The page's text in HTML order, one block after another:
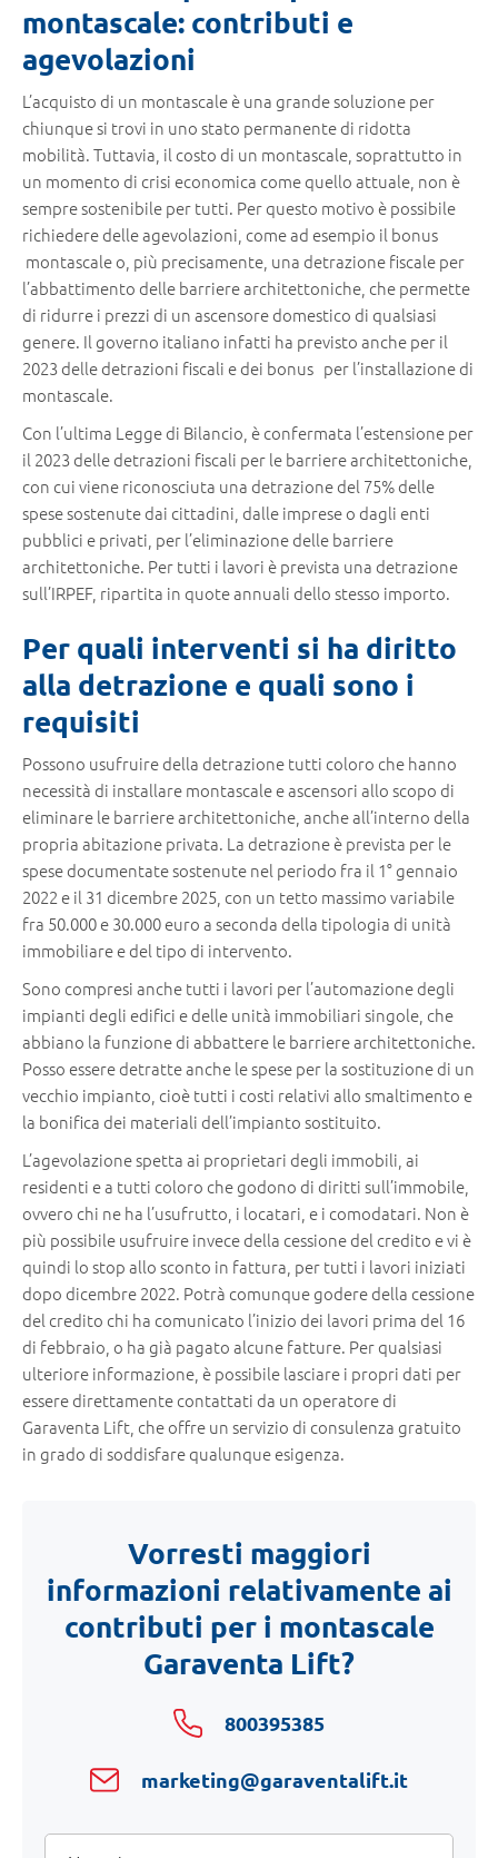
montascale: contributi e
agevolazioni
L’acquisto di un montascale è una grande soluzione per
chiunque si trovi in uno stato permanente di ridotta
mobilità. Tuttavia, il costo di un montascale, soprattutto in
un momento di crisi economica come quello attuale, non è
sempre sostenibile per tutti. Per questo motivo è possibile
richiedere delle agevolazioni, come ad esempio il bonus
montascale o, più precisamente, una detrazione fiscale per
l’abbattimento delle barriere architettoniche, che permette
di ridurre i prezzi di un ascensore domestico di qualsiasi
genere. Il governo italiano infatti ha previsto anche per il
2023 delle detrazioni fiscali e dei bonus per l’installazione di
montascale.
Con l’ultima Legge di Bilancio, è confermata l’estensione per
il 2023 delle detrazioni fiscali per le barriere architettoniche,
con cui viene riconosciuta una detrazione del 75% delle
spese sostenute dai cittadini, dalle imprese o dagli enti
pubblici e privati, per l’eliminazione delle barriere
architettoniche. Per tutti i lavori è prevista una detrazione
sull’IRPEF, ripartita in quote annuali dello stesso importo.
Per quali interventi si ha diritto
alla detrazione e quali sono i
requisiti
Possono usufruire della detrazione tutti coloro che hanno
necessità di installare montascale e ascensori allo scopo di
eliminare le barriere architettoniche, anche all’interno della
propria abitazione privata. La detrazione è prevista per le
spese documentate sostenute nel periodo fra il 1° gennaio
2022 e il 31 dicembre 2025, con un tetto massimo variabile
fra 50.000 e 30.000 euro a seconda della tipologia di unità
immobiliare e del tipo di intervento.
Sono compresi anche tutti i lavori per l’automazione degli
impianti degli edifici e delle unità immobiliari singole, che
abbiano la funzione di abbattere le barriere architettoniche.
Posso essere detratte anche le spese per la sostituzione di un
vecchio impianto, cioè tutti i costi relativi allo smaltimento e
la bonifica dei materiali dell’impianto sostituito.
L’agevolazione spetta ai proprietari degli immobili, ai
residenti e a tutti coloro che godono di diritti sull’immobile,
ovvero chi ne ha l’usufrutto, i locatari, e i comodatari. Non è
più possibile usufruire invece della cessione del credito e vi è
quindi lo stop allo sconto in fattura, per tutti i lavori iniziati
dopo dicembre 2022. Potrà comunque godere della cessione
del credito chi ha comunicato l’inizio dei lavori prima del 16
di febbraio, o ha già pagato alcune fatture. Per qualsiasi
ulteriore informazione, è possibile lasciare i propri dati per
essere direttamente contattati da un operatore di
Garaventa Lift, che offre un servizio di consulenza gratuito
in grado di soddisfare qualunque esigenza.
Vorresti maggiori
informazioni relativamente ai
contributi per i montascale
Garaventa Lift?
800395385
marketing@garaventalift.it
INome